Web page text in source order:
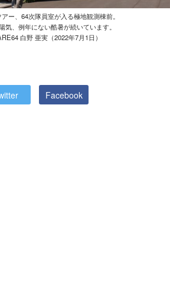
ー、64次隊員室が入る極地観測棟前。
気、例年にない酷暑が続いています。
白野 亜実（2022年7月1日）
Facebook